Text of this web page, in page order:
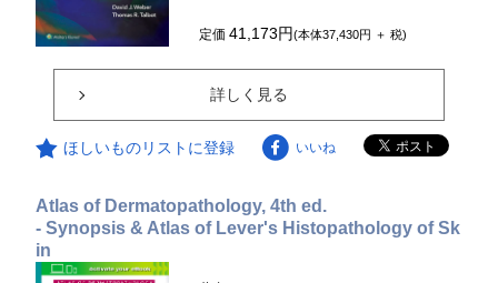
定価41,173円(本体37,430円 ＋ 税)
詳しく見る
ほしいものリストに登録 いいね
Atlas of Dermatopathology, 4th ed.
- Synopsis & Atlas of Lever's Histopathology of Sk
in